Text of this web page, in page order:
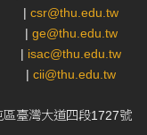
| csr@thu.edu.tw
| ge@thu.edu.tw
| isac@thu.edu.tw
| cii@thu.edu.tw
臺灣大道四段1727號